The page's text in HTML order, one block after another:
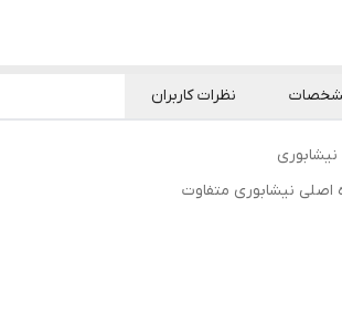
نظرات کاربران
نیشابوری
اصلی نیشابوری متفاوت